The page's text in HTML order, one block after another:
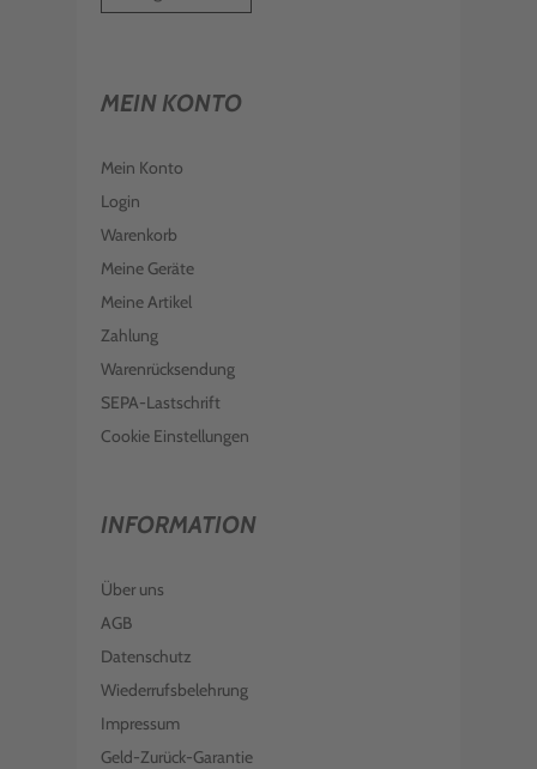
MEIN KONTO
Mein Konto
Login
Warenkorb
Meine Geräte
Meine Artikel
Zahlung
Warenrücksendung
SEPA-Lastschrift
Cookie Einstellungen
INFORMATION
Über uns
AGB
Datenschutz
Wiederrufsbelehrung
Impressum
Geld-Zurück-Garantie